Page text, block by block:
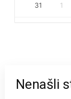
31 1
Nenašli